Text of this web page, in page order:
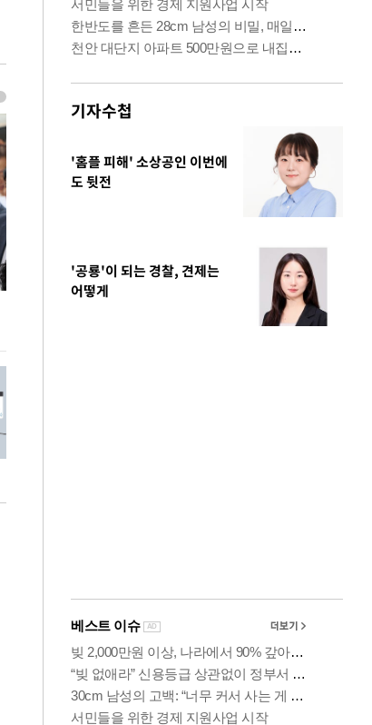
장동혁 "李 대
하다"
기자수첩
'홈플 피해' 소상공인 이번에
도 뒷전
'공룡'이 되는 경찰, 견제는
어떻게